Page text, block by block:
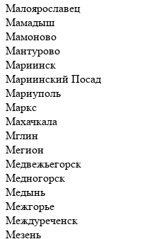
Малоярославец
Мамадыш
Мамоново
Мантурово
Мариинск
Мариинский Посад
Мариуполь
Маркс
Махачкала
Мглин
Мегион
Медвежьегорск
Медногорск
Медынь
Межгорье
Междуреченск
Мезень